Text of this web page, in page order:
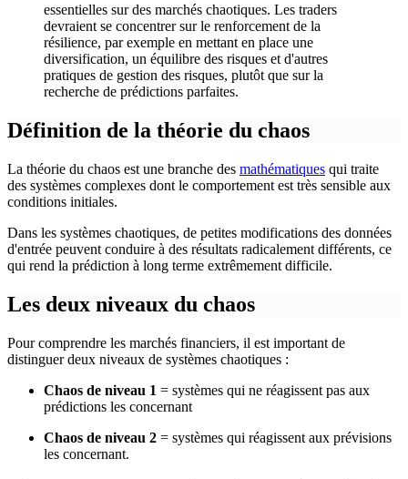
essentielles sur des marchés chaotiques. Les traders
devraient se concentrer sur le renforcement de la
résilience, par exemple en mettant en place une
diversification, un équilibre des risques et d'autres
pratiques de gestion des risques, plutôt que sur la
recherche de prédictions parfaites.
Définition de la théorie du chaos
La théorie du chaos est une branche des mathématiques qui traite
des systèmes complexes dont le comportement est très sensible aux
conditions initiales.
Dans les systèmes chaotiques, de petites modifications des données
d'entrée peuvent conduire à des résultats radicalement différents, ce
qui rend la prédiction à long terme extrêmement difficile.
Les deux niveaux du chaos
Pour comprendre les marchés financiers, il est important de
distinguer deux niveaux de systèmes chaotiques :
Chaos de niveau 1 = systèmes qui ne réagissent pas aux
prédictions les concernant
Chaos de niveau 2 = systèmes qui réagissent aux prévisions
les concernant.